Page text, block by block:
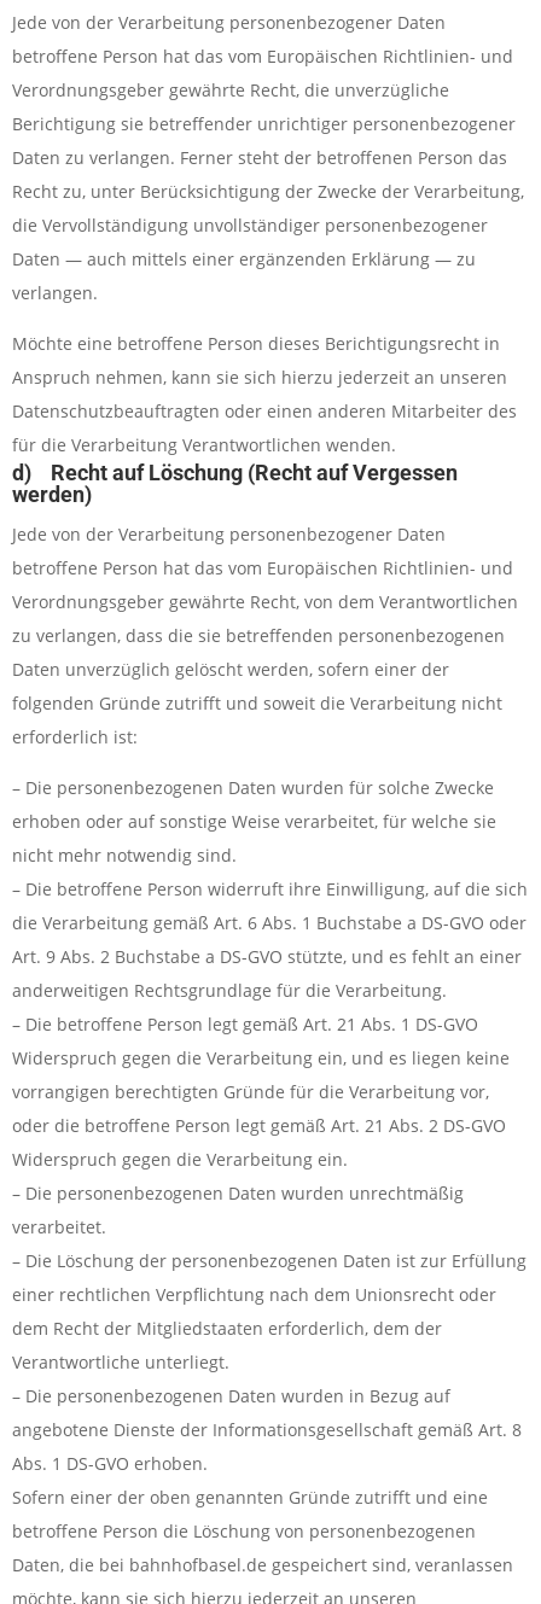
Jede von der Verarbeitung personenbezogener Daten
betroffene Person hat das vom Europäischen Richtlinien- und
Verordnungsgeber gewährte Recht, die unverzügliche
Berichtigung sie betreffender unrichtiger personenbezogener
Daten zu verlangen. Ferner steht der betroffenen Person das
Recht zu, unter Berücksichtigung der Zwecke der Verarbeitung,
die Vervollständigung unvollständiger personenbezogener
Daten — auch mittels einer ergänzenden Erklärung — zu
verlangen.
Möchte eine betroffene Person dieses Berichtigungsrecht in
Anspruch nehmen, kann sie sich hierzu jederzeit an unseren
Datenschutzbeauftragten oder einen anderen Mitarbeiter des
für die Verarbeitung Verantwortlichen wenden.
d) Recht auf Löschung (Recht auf Vergessen
werden)
Jede von der Verarbeitung personenbezogener Daten
betroffene Person hat das vom Europäischen Richtlinien- und
Verordnungsgeber gewährte Recht, von dem Verantwortlichen
zu verlangen, dass die sie betreffenden personenbezogenen
Daten unverzüglich gelöscht werden, sofern einer der
folgenden Gründe zutrifft und soweit die Verarbeitung nicht
erforderlich ist:
– Die personenbezogenen Daten wurden für solche Zwecke
erhoben oder auf sonstige Weise verarbeitet, für welche sie
nicht mehr notwendig sind.
– Die betroffene Person widerruft ihre Einwilligung, auf die sich
die Verarbeitung gemäß Art. 6 Abs. 1 Buchstabe a DS-GVO oder
Art. 9 Abs. 2 Buchstabe a DS-GVO stützte, und es fehlt an einer
anderweitigen Rechtsgrundlage für die Verarbeitung.
– Die betroffene Person legt gemäß Art. 21 Abs. 1 DS-GVO
Widerspruch gegen die Verarbeitung ein, und es liegen keine
vorrangigen berechtigten Gründe für die Verarbeitung vor,
oder die betroffene Person legt gemäß Art. 21 Abs. 2 DS-GVO
Widerspruch gegen die Verarbeitung ein.
– Die personenbezogenen Daten wurden unrechtmäßig
verarbeitet.
– Die Löschung der personenbezogenen Daten ist zur Erfüllung
einer rechtlichen Verpflichtung nach dem Unionsrecht oder
dem Recht der Mitgliedstaaten erforderlich, dem der
Verantwortliche unterliegt.
– Die personenbezogenen Daten wurden in Bezug auf
angebotene Dienste der Informationsgesellschaft gemäß Art. 8
Abs. 1 DS-GVO erhoben.
Sofern einer der oben genannten Gründe zutrifft und eine
betroffene Person die Löschung von personenbezogenen
Daten, die bei bahnhofbasel.de gespeichert sind, veranlassen
möchte, kann sie sich hierzu jederzeit an unseren